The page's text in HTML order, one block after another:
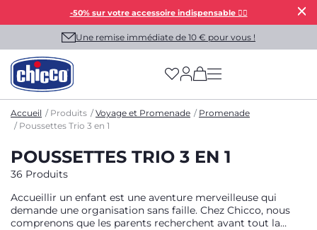
-50% sur votre accessoire indispensable 👯‍♀️
Une remise immédiate de 10 € pour vous !
(has more options
Accueil Produits Voyage et Promenade
Promenade
Poussettes Trio 3 en 1
POUSSETTES TRIO 3 EN 1
36 Produits
Accueillir un enfant est une aventure merveilleuse qui
demande une organisation sans faille. Chez Chicco, nous
comprenons que les parents recherchent avant tout la